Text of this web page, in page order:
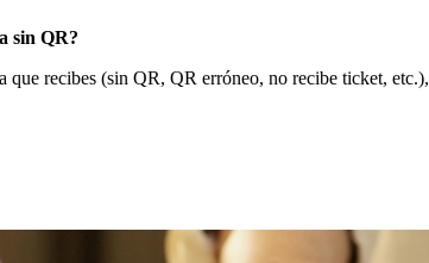
sin QR?
que recibes (sin QR, QR erróneo, no recibe ticket,